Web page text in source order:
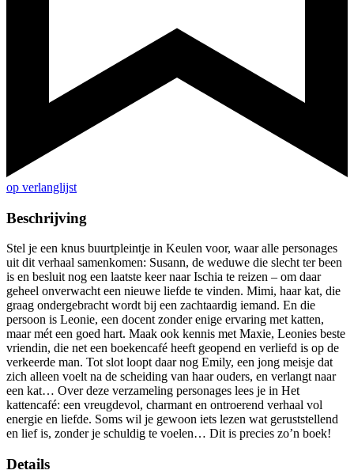
op verlanglijst
Beschrijving
Stel je een knus buurtpleintje in Keulen voor, waar alle personages
uit dit verhaal samenkomen: Susann, de weduwe die slecht ter been
is en besluit nog een laatste keer naar Ischia te reizen – om daar
geheel onverwacht een nieuwe liefde te vinden. Mimi, haar kat, die
graag ondergebracht wordt bij een zachtaardig iemand. En die
persoon is Leonie, een docent zonder enige ervaring met katten,
maar mét een goed hart. Maak ook kennis met Maxie, Leonies beste
vriendin, die net een boekencafé heeft geopend en verliefd is op de
verkeerde man. Tot slot loopt daar nog Emily, een jong meisje dat
zich alleen voelt na de scheiding van haar ouders, en verlangt naar
een kat… Over deze verzameling personages lees je in Het
kattencafé: een vreugdevol, charmant en ontroerend verhaal vol
energie en liefde. Soms wil je gewoon iets lezen wat geruststellend
en lief is, zonder je schuldig te voelen… Dit is precies zo’n boek!
Details